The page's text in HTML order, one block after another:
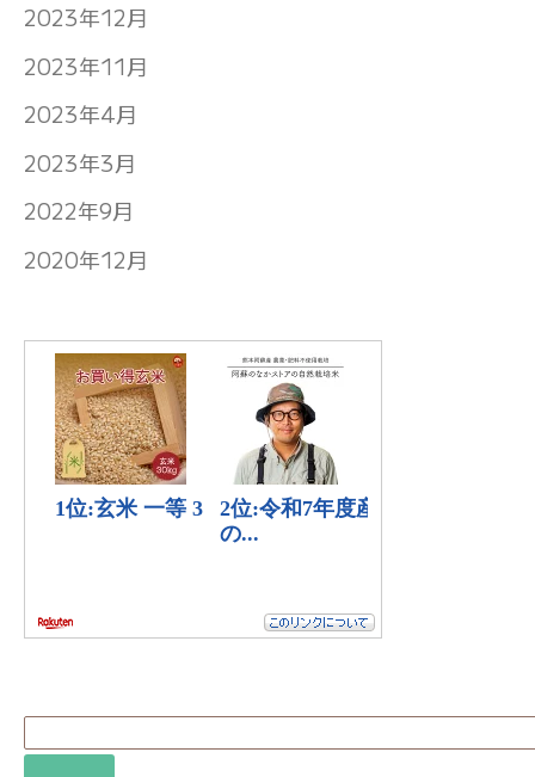
2023年12月
2023年11月
2023年4月
2023年3月
2022年9月
2020年12月